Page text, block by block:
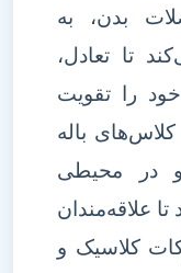
بدن، به
تا تعادل،
را تقویت
کلاس‌های باله
و در محیطی
علاقه‌مندان
کلاسیک و